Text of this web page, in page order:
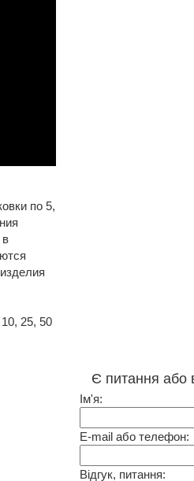
по 5,
в
25, 50
Є питання або
Ім'я:
E-mail або телефон:
Відгук, питання: